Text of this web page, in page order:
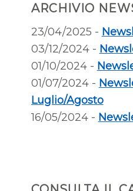
ARCHIVIO
23/04/2025 -
03/12/2024 -
01/10/2024 -
01/07/2024 -
Luglio/Agosto
16/05/2024 -